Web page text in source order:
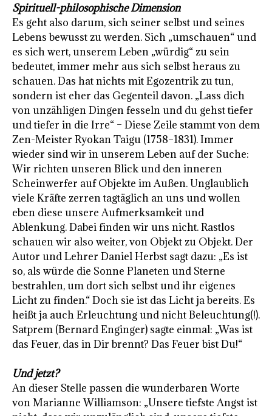
Spirituell-philosophische Dimension
Es geht also darum, sich seiner selbst und seines
Lebens bewusst zu werden. Sich „umschauen“ und
es sich wert, unserem Leben „würdig“ zu sein
bedeutet, immer mehr aus sich selbst heraus zu
schauen. Das hat nichts mit Egozentrik zu tun,
sondern ist eher das Gegenteil davon. „Lass dich
von unzähligen Dingen fesseln und du gehst tiefer
und tiefer in die Irre“ – Diese Zeile stammt von dem
Zen-Meister Ryokan Taigu (1758–1831). Immer
wieder sind wir in unserem Leben auf der Suche:
Wir richten unseren Blick und den inneren
Scheinwerfer auf Objekte im Außen. Unglaublich
viele Kräfte zerren tagtäglich an uns und wollen
eben diese unsere Aufmerksamkeit und
Ablenkung. Dabei finden wir uns nicht. Rastlos
schauen wir also weiter, von Objekt zu Objekt. Der
Autor und Lehrer Daniel Herbst sagt dazu: „Es ist
so, als würde die Sonne Planeten und Sterne
bestrahlen, um dort sich selbst und ihr eigenes
Licht zu finden.“ Doch sie ist das Licht ja bereits. Es
heißt ja auch Erleuchtung und nicht Beleuchtung(!).
Satprem (Bernard Enginger) sagte einmal: „Was ist
das Feuer, das in Dir brennt? Das Feuer bist Du!“
Und jetzt?
An dieser Stelle passen die wunderbaren Worte
von Marianne Williamson: „Unsere tiefste Angst ist